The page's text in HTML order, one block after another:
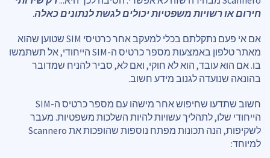
חירום או רשויות משפטיות יכולים לגשת לנתונים כאלה.
אם אי פעם נתקלתם בכלי למעקב אחר כרטיסי SIM שטוען שהוא
מאתר טלפון באמצעות מספר כרטיס ה-SIM הייחודי, אל תשתמשו
בו. אם הוא עובד, הוא לא חוקי, ואם לא, סביר להניח שמדובר
בהונאה שנועדה לגנוב מידע חשוב.
חשוב שתדעו שחיפוש אחר מישהו עם מספר כרטיס ה-SIM
הייחודי שלו, לתהליך עשויות להיות השלכות משפטיות. מעבר
לשקיפות, הנה תכונות מפתח נוספות שהופכות את Scannero
למיוחד: